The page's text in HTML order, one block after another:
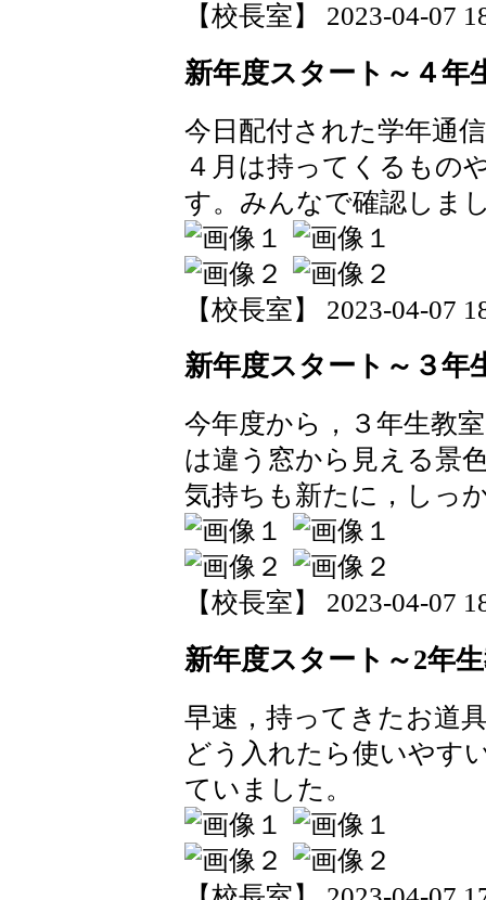
【校長室】 2023-04-07
新年度スタート～４年
今日配付された学年通
４月は持ってくるもの
す。みんなで確認しま
【校長室】 2023-04-07
新年度スタート～３年
今年度から，３年生教
は違う窓から見える景
気持ちも新たに，しっ
【校長室】 2023-04-07
新年度スタート～2年
早速，持ってきたお道
どう入れたら使いやす
ていました。